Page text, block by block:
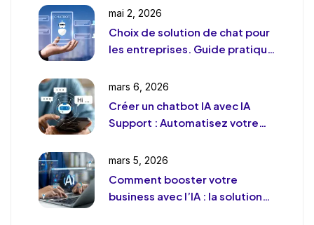
mai 2, 2026
Choix de solution de chat pour
les entreprises. Guide pratique
mars 6, 2026
Créer un chatbot IA avec IA
Support : Automatisez votre
déshumaniser)
mars 5, 2026
Comment booster votre
business avec l’IA : la solution